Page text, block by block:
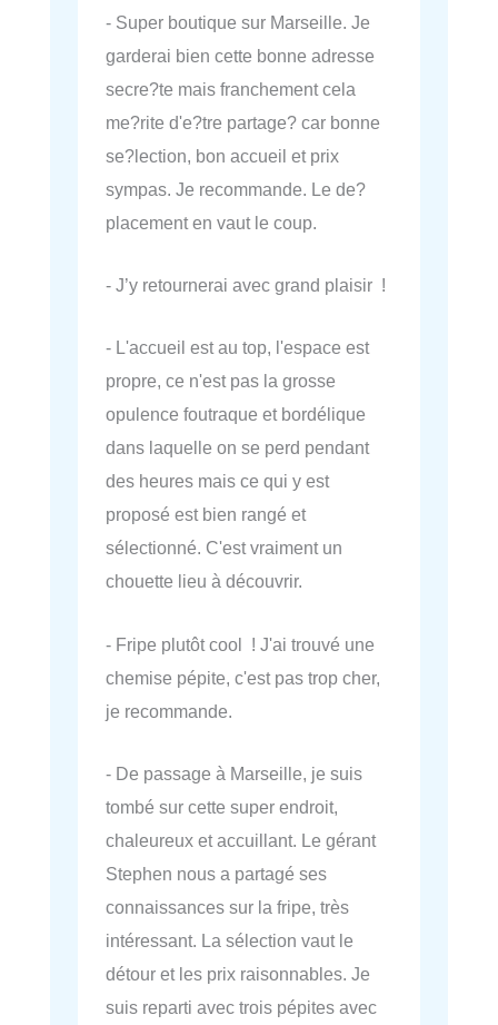
- Super boutique sur Marseille. Je
garderai bien cette bonne adresse
secre?te mais franchement cela
me?rite d'e?tre partage? car bonne
se?lection, bon accueil et prix
sympas. Je recommande. Le de?
placement en vaut le coup.
- J’y retournerai avec grand plaisir !
- L'accueil est au top, l'espace est
propre, ce n'est pas la grosse
opulence foutraque et bordélique
dans laquelle on se perd pendant
des heures mais ce qui y est
proposé est bien rangé et
sélectionné. C'est vraiment un
chouette lieu à découvrir.
- Fripe plutôt cool ! J'ai trouvé une
chemise pépite, c'est pas trop cher,
je recommande.
- De passage à Marseille, je suis
tombé sur cette super endroit,
chaleureux et accuillant. Le gérant
Stephen nous a partagé ses
connaissances sur la fripe, très
intéressant. La sélection vaut le
détour et les prix raisonnables. Je
suis reparti avec trois pépites avec